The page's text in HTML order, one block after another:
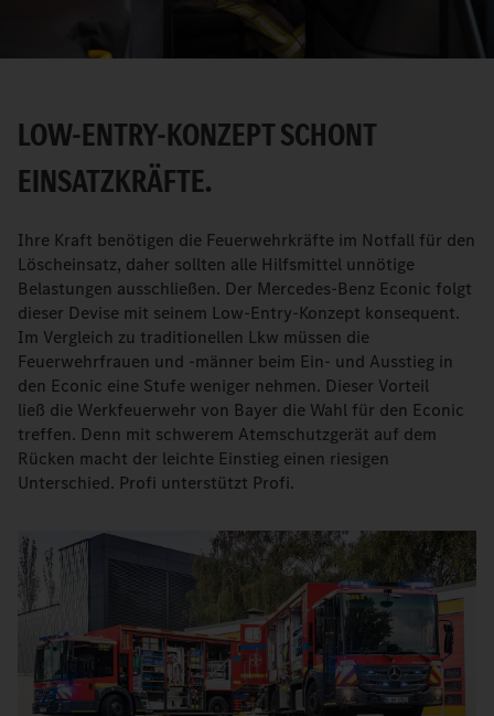
LOW-ENTRY-KONZEPT SCHONT
EINSATZKRÄFTE.
Ihre Kraft benötigen die Feuerwehrkräfte im Notfall für den
Löscheinsatz, daher sollten alle Hilfsmittel unnötige
Belastungen ausschließen. Der Mercedes-Benz Econic folgt
dieser Devise mit seinem Low-Entry-Konzept konsequent.
Im Vergleich zu traditionellen Lkw müssen die
Feuerwehrfrauen und -männer beim Ein- und Ausstieg in
den Econic eine Stufe weniger nehmen. Dieser Vorteil
ließ die Werkfeuerwehr von Bayer die Wahl für den Econic
treffen. Denn mit schwerem Atemschutzgerät auf dem
Rücken macht der leichte Einstieg einen riesigen
Unterschied. Profi unterstützt Profi.